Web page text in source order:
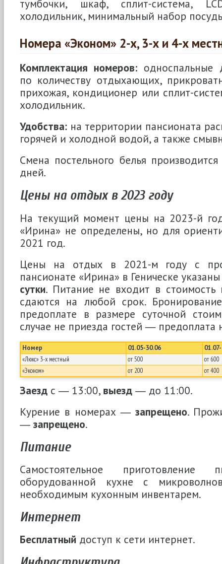
тумбочки, шкаф, сплит-система,
холодильник, минимальный набор
Номера «Эконом» 2-х, 3-х и 4-х
Комплектация номеров: односпальные
по количеству отдыхающих,
прихожая, кондиционер или сплит-
холодильник.
Удобства: на территории пансионата
горячей и холодной водой, а также
Смена постельного белья
дней.
Цены на отдых в 2023 году
На текущий момент цены на 2023-й
«Ирина» не определены, но для
2021 год.
Цены на отдых в 2021-м году с
пансионате «Ирина» в Геническе
сутки. Питание не входит в стоимость
сдаются на любой срок.
предоплате в размере суточной
случае не приезда гостей ― предоплата
Номер 01.05-30.06
«Люкс» 3-х местный
от 500
от 600
«Эконом»
от 200 от 400
Заезд с ― 13:00, выезд ― до 11:00.
Курение в номерах ―запрещено.
― запрещено.
Питание
Самостоятельное
оборудованной кухне с
необходимым кухонным инвентарем.
Интернет
Бесплатный доступ к сети интернет.